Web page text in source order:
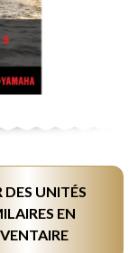
DES UNITÉS
EN